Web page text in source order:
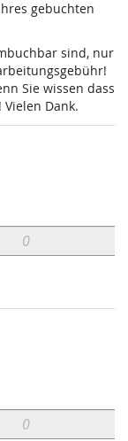
gebuchten
sind, nur
Sie wissen dass
Dank.